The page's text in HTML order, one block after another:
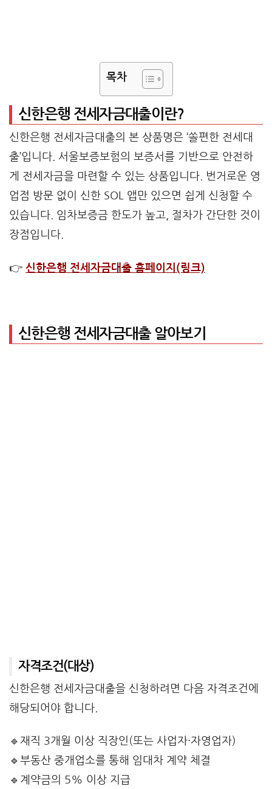
목차
신한은행 전세자금대출이란?
신한은행 전세자금대출의 본 상품명은 ‘쏠편한 전세대
출’입니다. 서울보증보험의 보증서를 기반으로 안전하
게 전세자금을 마련할 수 있는 상품입니다. 번거로운 영
업점 방문 없이 신한 SOL 앱만 있으면 쉽게 신청할 수
있습니다. 임차보증금 한도가 높고, 절차가 간단한 것이
장점입니다.
👉 신한은행 전세자금대출 홈페이지(링크)
신한은행 전세자금대출 알아보기
자격조건(대상)
신한은행 전세자금대출을 신청하려면 다음 자격조건에
해당되어야 합니다.
🔹재직 3개월 이상 직장인(또는 사업자·자영업자)
🔹부동산 중개업소를 통해 임대차 계약 체결
🔹계약금의 5% 이상 지급